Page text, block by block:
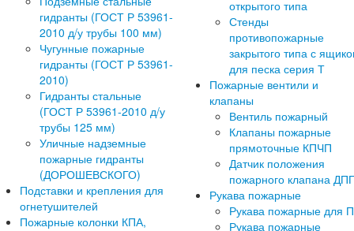
гидранты (ГОСТ Р 53961-
2010 д/у трубы 100 мм)
Чугунные пожарные
гидранты (ГОСТ Р 53961-
2010)
Гидранты стальные
(ГОСТ Р 53961-2010 д/у
трубы 125 мм)
Уличные надземные
пожарные гидранты
(ДОРОШЕВСКОГО)
Подставки и крепления для
огнетушителей
Пожарные колонки КПА,
открытого типа
Стенды
противопожарные
закрытого типа с
для песка серия Т
Пожарные вентили и
клапаны
Вентиль пожарный
Клапаны пожарные
прямоточные КПЧП
Датчик положения
пожарного клапана
Рукава пожарные
Рукава пожарные для
Рукава пожарные